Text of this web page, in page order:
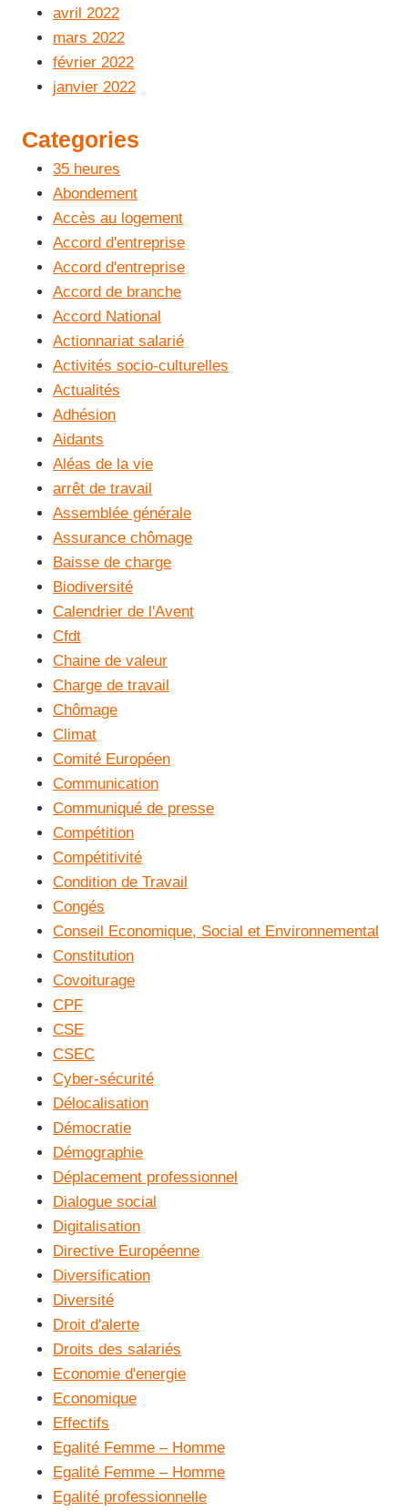
avril 2022
mars 2022
février 2022
janvier 2022
Categories
35 heures
Abondement
Accès au logement
Accord d'entreprise
Accord d'entreprise
Accord de branche
Accord National
Actionnariat salarié
Activités socio-culturelles
Actualités
Adhésion
Aidants
Aléas de la vie
arrêt de travail
Assemblée générale
Assurance chômage
Baisse de charge
Biodiversité
Calendrier de l'Avent
Cfdt
Chaine de valeur
Charge de travail
Chômage
Climat
Comité Européen
Communication
Communiqué de presse
Compétition
Compétitivité
Condition de Travail
Congés
Conseil Economique, Social et Environnemental
Constitution
Covoiturage
CPF
CSE
CSEC
Cyber-sécurité
Délocalisation
Démocratie
Démographie
Déplacement professionnel
Dialogue social
Digitalisation
Directive Européenne
Diversification
Diversité
Droit d'alerte
Droits des salariés
Economie d'energie
Economique
Effectifs
Egalité Femme – Homme
Egalité Femme – Homme
Egalité professionnelle